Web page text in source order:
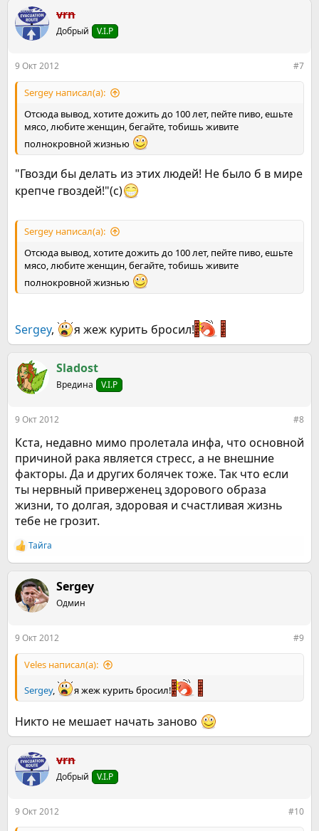
к
ц
и
vrn
Добрый V.I.P
9 Окт 2012 #7
Sergey написал(а):
Отсюда вывод, хотите дожить до 100 лет, пейте пиво, ешьте
мясо, любите женщин, бегайте, тобишь живите
полнокровной жизнью
"Гвозди бы делать из этих людей! Не было б в мире
крепче гвоздей!"(с)
Sergey написал(а):
Отсюда вывод, хотите дожить до 100 лет, пейте пиво, ешьте
мясо, любите женщин, бегайте, тобишь живите
полнокровной жизнью
Sergey, я жеж курить бросил!
Sladost
Вредина V.I.P
9 Окт 2012 #8
Кста, недавно мимо пролетала инфа, что основной
причиной рака является стресс, а не внешние
факторы. Да и других болячек тоже. Так что если
ты нервный приверженец здорового образа
жизни, то долгая, здоровая и счастливая жизнь
тебе не грозит.
Р
е
к
ц
и
Тайга
Sergey
Одмин
9 Окт 2012 #9
Veles написал(а):
Sergey, я жеж курить бросил!
Никто не мешает начать заново
vrn
Добрый V.I.P
9 Окт 2012 #10